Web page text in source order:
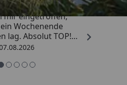
ist innerhalb von 4
mir eingetroffen,
Wochenende
lag. Absolut TOP!
nicht die letzte
so.“